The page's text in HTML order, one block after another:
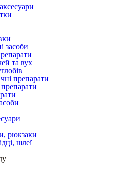
засоби
та вух
препарати
рюкзаки
шлеї